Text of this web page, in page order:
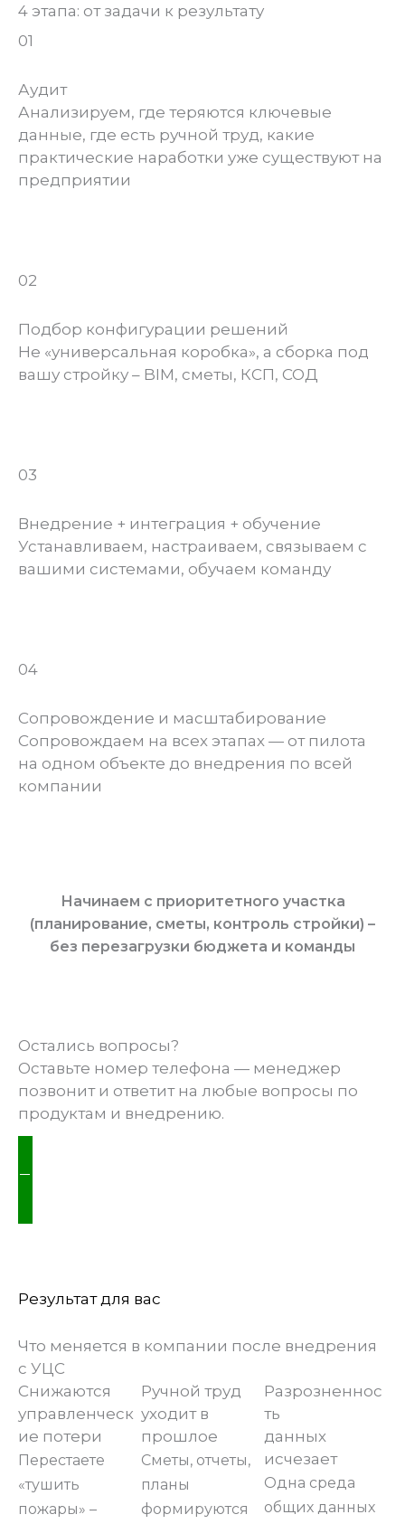
4 этапа: от задачи к результату
01
Аудит
Анализируем, где теряются ключевые
данные, где есть ручной труд, какие
практические наработки уже существуют на
предприятии
02
Подбор конфигурации решений
Не «универсальная коробка», а сборка под
вашу стройку – BIM, сметы, КСП, СОД
03
Внедрение + интеграция + обучение
Устанавливаем, настраиваем, связываем с
вашими системами, обучаем команду
04
Сопровождение и масштабирование
Сопровождаем на всех этапах — от пилота
на одном объекте до внедрения по всей
компании
Начинаем с приоритетного участка
(планирование, сметы, контроль стройки) –
без перезагрузки бюджета и команды
Остались вопросы?
Оставьте номер телефона — менеджер
позвонит и ответит на любые вопросы по
продуктам и внедрению.
ПЕРЕЗВОНИТЕ МНЕ
Результат для вас
Что меняется в компании после внедрения
с УЦС
Снижаются
управленческ
ие потери
Перестаете
«тушить
пожары» –
Ручной труд
уходит в
прошлое
Сметы, отчеты,
планы
формируются
Разрозненнос
ть
данных
исчезает
Одна среда
общих данных